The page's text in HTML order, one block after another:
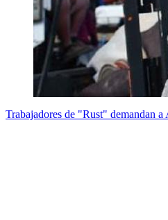
Trabajadores de "Rust" demandan